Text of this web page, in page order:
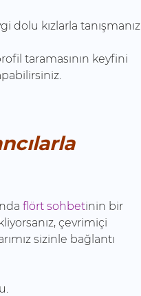
dolu kızlarla tanışmanız
taramasının keyfini
flört sohbetinin bir
çevrimiçi
sizinle bağlantı